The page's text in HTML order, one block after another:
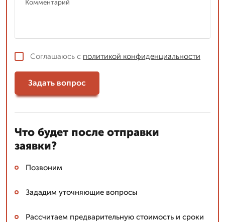
Соглашаюсь с политикой конфиденциальности
Задать вопрос
Что будет после отправки
заявки?
Позвоним
Зададим уточняющие вопросы
Рассчитаем предварительную стоимость и сроки